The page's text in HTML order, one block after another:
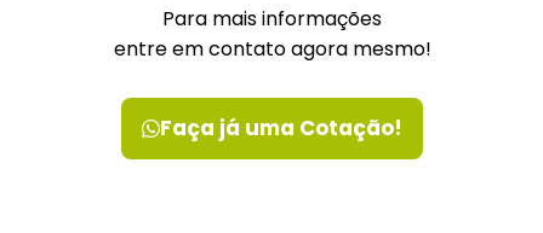
Para mais informações
entre em contato agora mesmo!
Faça já uma Cotação!